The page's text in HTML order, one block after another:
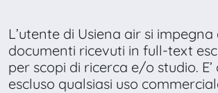
L’utente di Usiena air si
documenti ricevuti in full-text
per scopi di ricerca e/o studio.
escluso qualsiasi uso